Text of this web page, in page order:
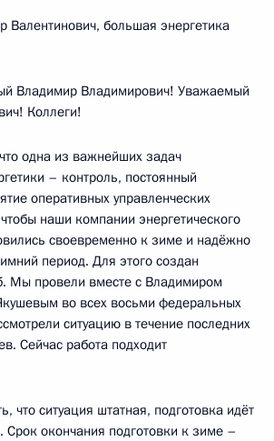
Валентинович, большая энергетика
Владимир Владимирович! Уважаемый
Коллеги!
одна из важнейших задач
– контроль, постоянный
оперативных управленческих
наши компании энергетического
своевременно к зиме и надёжно
период. Для этого создан
Мы провели вместе с Владимиром
во всех восьми федеральных
ситуацию в течение последних
Сейчас работа подходит
что ситуация штатная, подготовка идёт
окончания подготовки к зиме –